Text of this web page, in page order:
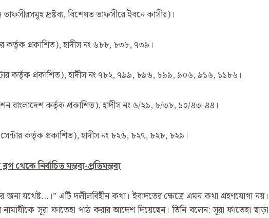
দ্রষ্টব্য, বিশেষত তাফসীরে ইবনে কাসীর)।
কর্তৃক প্রকাশিত), হাদীস নং ৬৮৮, ৮৩৮, ৭৩৯।
কর্তৃক প্রকাশিত), হাদীস নং ৭৮২, ৭৯৯, ৮৯৬, ৮৯৯, ৯০৬, ৯১৬, ১১৮৬।
বাংলাদেশ কর্তৃক প্রকাশিত), হাদীস নং ৬/২৯, ৮/৩৮, ১০/৪৩-৪৪।
কর্তৃক প্রকাশিত), হাদীস নং ৮২৬, ৮২৭, ৮২৮, ৮২৯।
থেকে নির্বাচিত মন্তব্য-প্রতিমন্তব্য
জন্য যথেষ্ট…।” এটি দলীলবিহীন কথা। ইবাদতের ক্ষেত্রে এমন কথা গ্রহণযোগ্য নয়।
সূরা ফাতেহা পাঠ করার আদেশ দিয়েছেন। তিনি বলেন: সূরা ফাতেহা ছাড়া